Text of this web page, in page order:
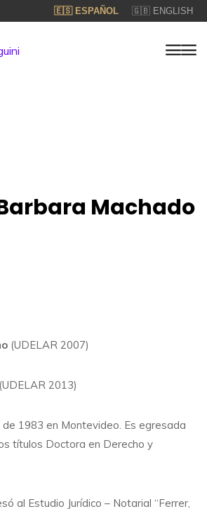
🇪🇸 ESPAÑOL 🇬🇧 ENGLISH
Machado
(UDELAR 2007)
(UDELAR 2013)
1983 en Montevideo. Es egresada
títulos Doctora en Derecho y
al Estudio Jurídico – Notarial “Ferrer,